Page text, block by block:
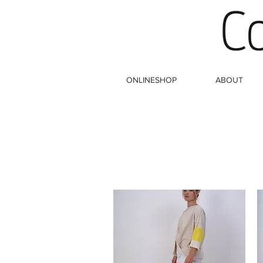
ONLINESHOP ABOUT